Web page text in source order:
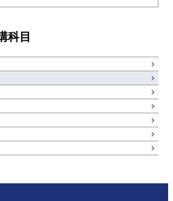
レプレナーシップ科目
科目